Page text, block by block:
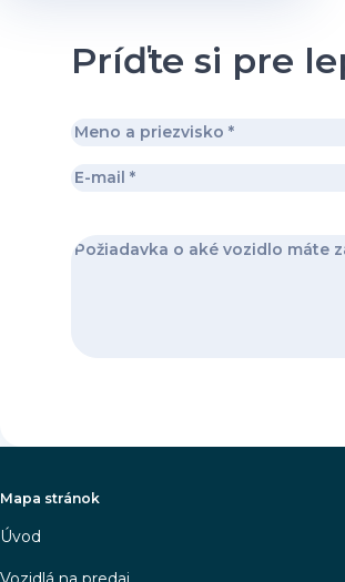
Príďte si pre
Mapa stránok
Úvod